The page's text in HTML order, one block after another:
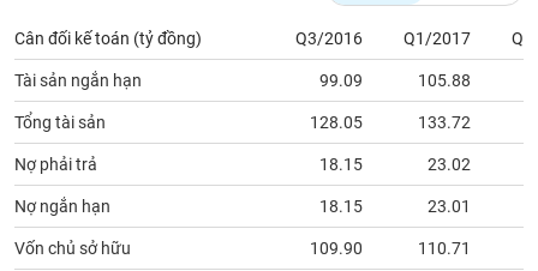
Cân đối kế toán (tỷ đồng) Q3/2016 Q1/2017
Tài sản ngắn hạn 99.09 105.88
Tổng tài sản 128.05 133.72
Nợ phải trả 18.15 23.02
Nợ ngắn hạn 18.15 23.01
Vốn chủ sở hữu 109.90 110.71
ngữ
(-)
Dịch
vụ
(-)
Đào
tạo